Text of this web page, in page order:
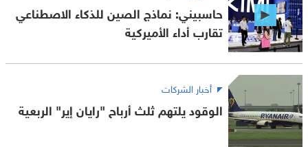
حاسبيني: نماذج الصين للذكاء الاصطناعي
تقارب أداء الأميركية
أخبار الشركات
الوقود يلتهم ثلث أرباح "رايان إير" الربعية